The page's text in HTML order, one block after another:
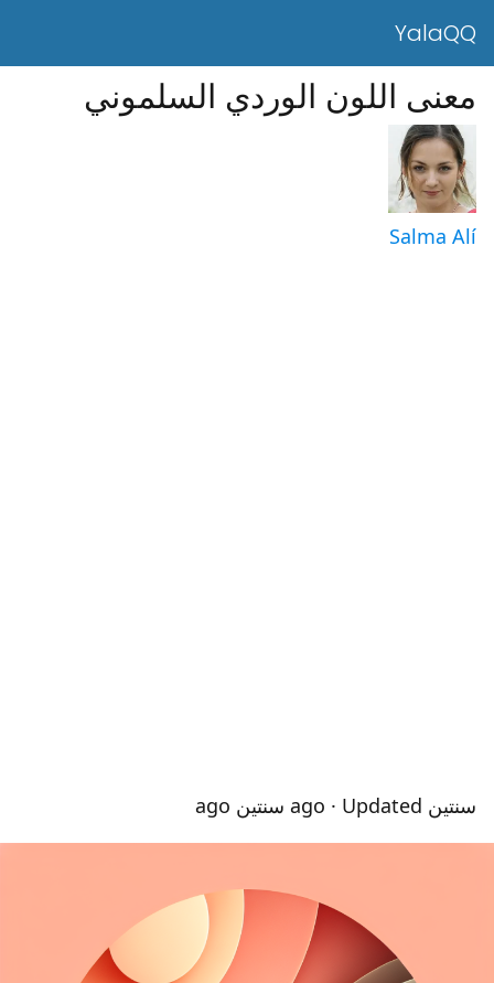
YalaQQ
معنى اللون الوردي السلموني
Salma Alí
سنتين ago · Updated سنتين ago